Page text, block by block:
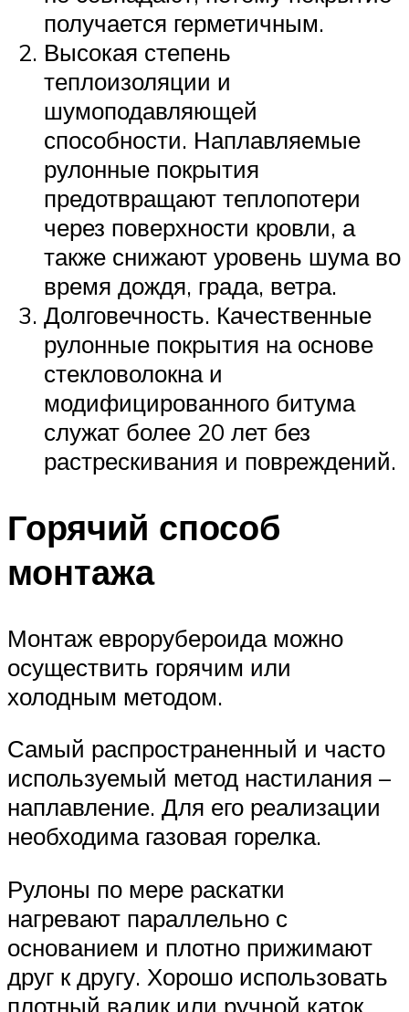
получается герметичным.
Высокая степень
теплоизоляции и
шумоподавляющей
способности. Наплавляемые
рулонные покрытия
предотвращают теплопотери
через поверхности кровли, а
также снижают уровень шума во
время дождя, града, ветра.
Долговечность. Качественные
рулонные покрытия на основе
стекловолокна и
модифицированного битума
служат более 20 лет без
растрескивания и повреждений.
Горячий способ
монтажа
Монтаж еврорубероида можно
осуществить горячим или
холодным методом.
Самый распространенный и часто
используемый метод настилания –
наплавление. Для его реализации
необходима газовая горелка.
Рулоны по мере раскатки
нагревают параллельно с
основанием и плотно прижимают
друг к другу. Хорошо использовать
плотный валик или ручной каток